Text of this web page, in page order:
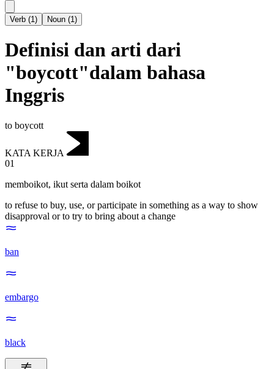
Verb (1) Noun (1)
Definisi dan arti dari
"boycott"dalam bahasa
Inggris
to boycott
KATA KERJA
01
memboikot, ikut serta dalam boikot
to refuse to buy, use, or participate in something as a way to show
disapproval or to try to bring about a change
ban
embargo
black